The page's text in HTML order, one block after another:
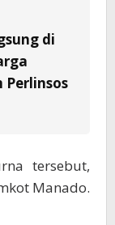
di
Perlinsos
tersebut,
Manado.